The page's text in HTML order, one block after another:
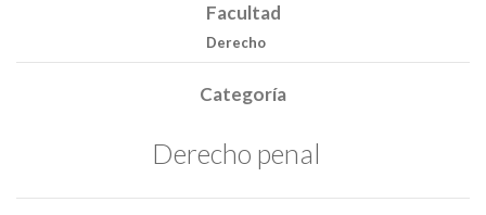
Facultad
Derecho
Categoría
Derecho penal